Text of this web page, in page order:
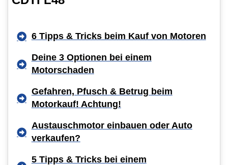
6 Tipps & Tricks beim Kauf von Motoren
Deine 3 Optionen bei einem
Motorschaden
Gefahren, Pfusch & Betrug beim
Motorkauf! Achtung!
Austauschmotor einbauen oder Auto
verkaufen?
5 Tipps & Tricks bei einem